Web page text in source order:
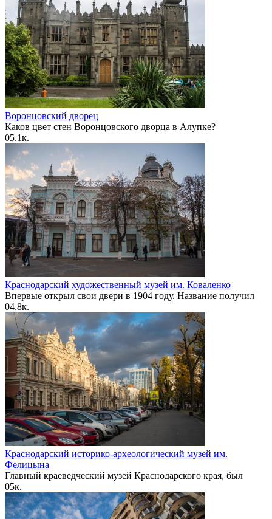
Воронцовский дворец
Каков цвет стен Воронцовского дворца в Алупке?
05.1к.
Краснодарский художественный музей им. Коваленко
Впервые открыл свои двери в 1904 году. Название получил
04.8к.
Краснодарский историко-археологический музей им.
Фелицына
Главный краеведческий музей Краснодарского края, был
05к.